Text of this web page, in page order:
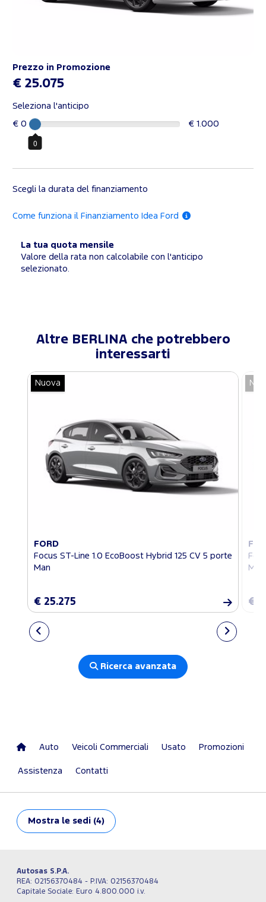
Prezzo in Promozione
€ 25.075
Seleziona l'anticipo
€ 0
0
€ 1.000
Scegli la durata del finanziamento
Come funziona il Finanziamento Idea Ford
La tua quota mensile
Valore della rata non calcolabile con l'anticipo
selezionato.
Altre BERLINA che potrebbero
interessarti
Nuova
FORD
Focus ST-Line 1.0 EcoBoost Hybrid 125 CV 5 porte
Man
€ 25.275
Man
€
Ricerca avanzata
Auto Veicoli Commerciali Usato Promozioni
Assistenza Contatti
Mostra le sedi (4)
Autosas S.P.A.
REA: 02156370484 - P.IVA: 02156370484
Capitale Sociale: Euro 4.800.000 i.v.